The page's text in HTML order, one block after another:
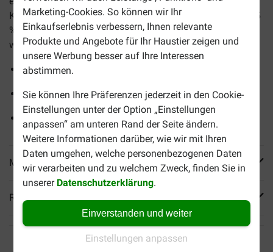
Marketing-Cookies. So können wir Ihr
Einkaufserlebnis verbessern, Ihnen relevante
Produkte und Angebote für Ihr Haustier zeigen und
unsere Werbung besser auf Ihre Interessen
abstimmen.
Sie können Ihre Präferenzen jederzeit in den Cookie-
Einstellungen unter der Option „Einstellungen
anpassen“ am unteren Rand der Seite ändern.
Weitere Informationen darüber, wie wir mit Ihren
Daten umgehen, welche personenbezogenen Daten
wir verarbeiten und zu welchem Zweck, finden Sie in
unserer Datenschutzerklärung.
Einverstanden und weiter
Einstellungen anpassen
Kroketten enthalten einen hohen Protein- und Fettanteil (25
% bzw. 16 %) und hochwertige, natürliche Rohstoffe. Alles,
was für eine Top-Kondition nötig ist!
Abgestimmt auf einen höheren Energiebedarf
Mit Vitamin E zur Unterstützung der Abwehrkräfte
Fördert eine gesunde Darmflora
Mehr Produktinfos
Reviews